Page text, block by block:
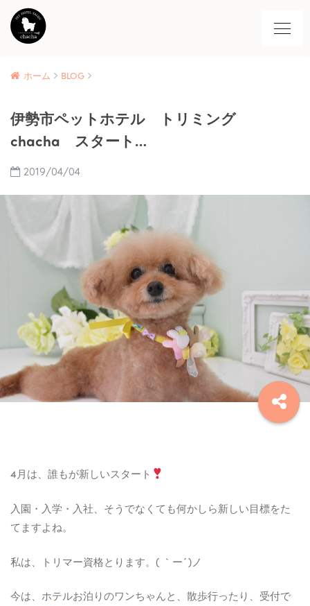
ホーム BLOG
伊勢市ペットホテル トリミング
chacha スタート…
2019/04/04
4月は、誰もが新しいスタート
入園・入学・入社、そうでなくても何かしら新しい目標をた
てますよね。
私は、トリマー資格とります。( ｀ー´)ノ
今は、ホテルお泊りのワンちゃんと、散歩行ったり、受付で